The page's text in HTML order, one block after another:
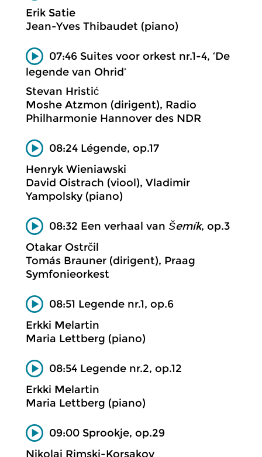
Erik Satie
Jean-Yves Thibaudet (piano)
07:46 Suites voor orkest nr.1-4, ‘De
legende van Ohrid’
Stevan Hristić
Moshe Atzmon (dirigent), Radio
Philharmonie Hannover des NDR
08:24 Légende, op.17
Henryk Wieniawski
David Oistrach (viool), Vladimir
Yampolsky (piano)
08:32 Een verhaal van Šemík, op.3
Otakar Ostrčil
Tomás Brauner (dirigent), Praag
Symfonieorkest
08:51 Legende nr.1, op.6
Erkki Melartin
Maria Lettberg (piano)
08:54 Legende nr.2, op.12
Erkki Melartin
Maria Lettberg (piano)
09:00 Sprookje, op.29
Nikolaj Rimski-Korsakov